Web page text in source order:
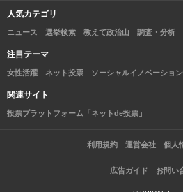
人気カテゴリ
ニュース 選挙検索 教えて政治山 調査・分析
注目テーマ
女性活躍 ネット投票 ソーシャルイノベーション
関連サイト
投票プラットフォーム「ネットde投票」
利用規約 運営会社 個人
広告ガイド お問い